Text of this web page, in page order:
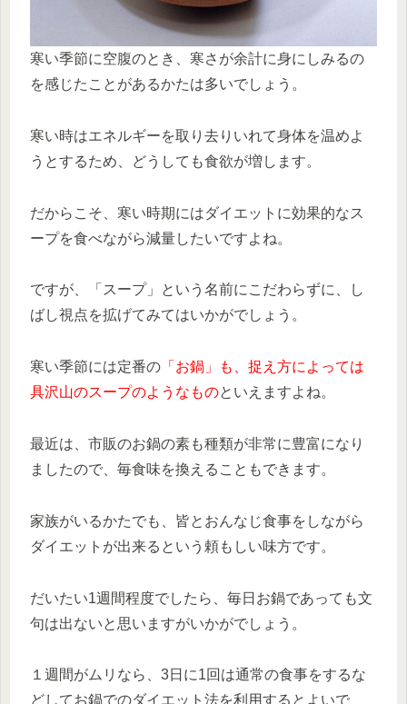
寒い季節に空腹のとき、寒さが余計に身にしみるの
を感じたことがあるかたは多いでしょう。
寒い時はエネルギーを取り去りいれて身体を温めよ
うとするため、どうしても食欲が増します。
だからこそ、寒い時期にはダイエットに効果的なス
ープを食べながら減量したいですよね。
ですが、「スープ」という名前にこだわらずに、し
ばし視点を拡げてみてはいかがでしょう。
寒い季節には定番の 「お鍋」も、捉え方によっては
具沢山のスープのようなものといえますよね。
最近は、市販のお鍋の素も種類が非常に豊富になり
ましたので、毎食味を換えることもできます。
家族がいるかたでも、皆とおんなじ食事をしながら
ダイエットが出来るという頼もしい味方です。
だいたい1週間程度でしたら、毎日お鍋であっても文
句は出ないと思いますがいかがでしょう。
１週間がムリなら、3日に1回は通常の食事をするな
どしてお鍋でのダイエット法を利用するとよいで